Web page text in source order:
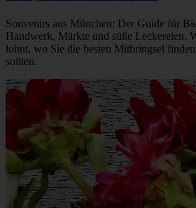
Souvenirs aus München: Der Guide für
Handwerk, Märkte und süße Leckereien.
lohnt, wo Sie die besten Mitbringsel
sollten.